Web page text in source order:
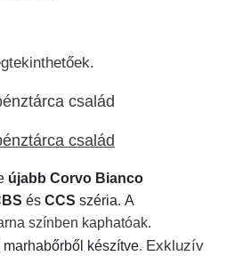
család
család
újabb Corvo Bianco
és CCS széria. A
színben kaphatóak.
készítve. Exkluzív